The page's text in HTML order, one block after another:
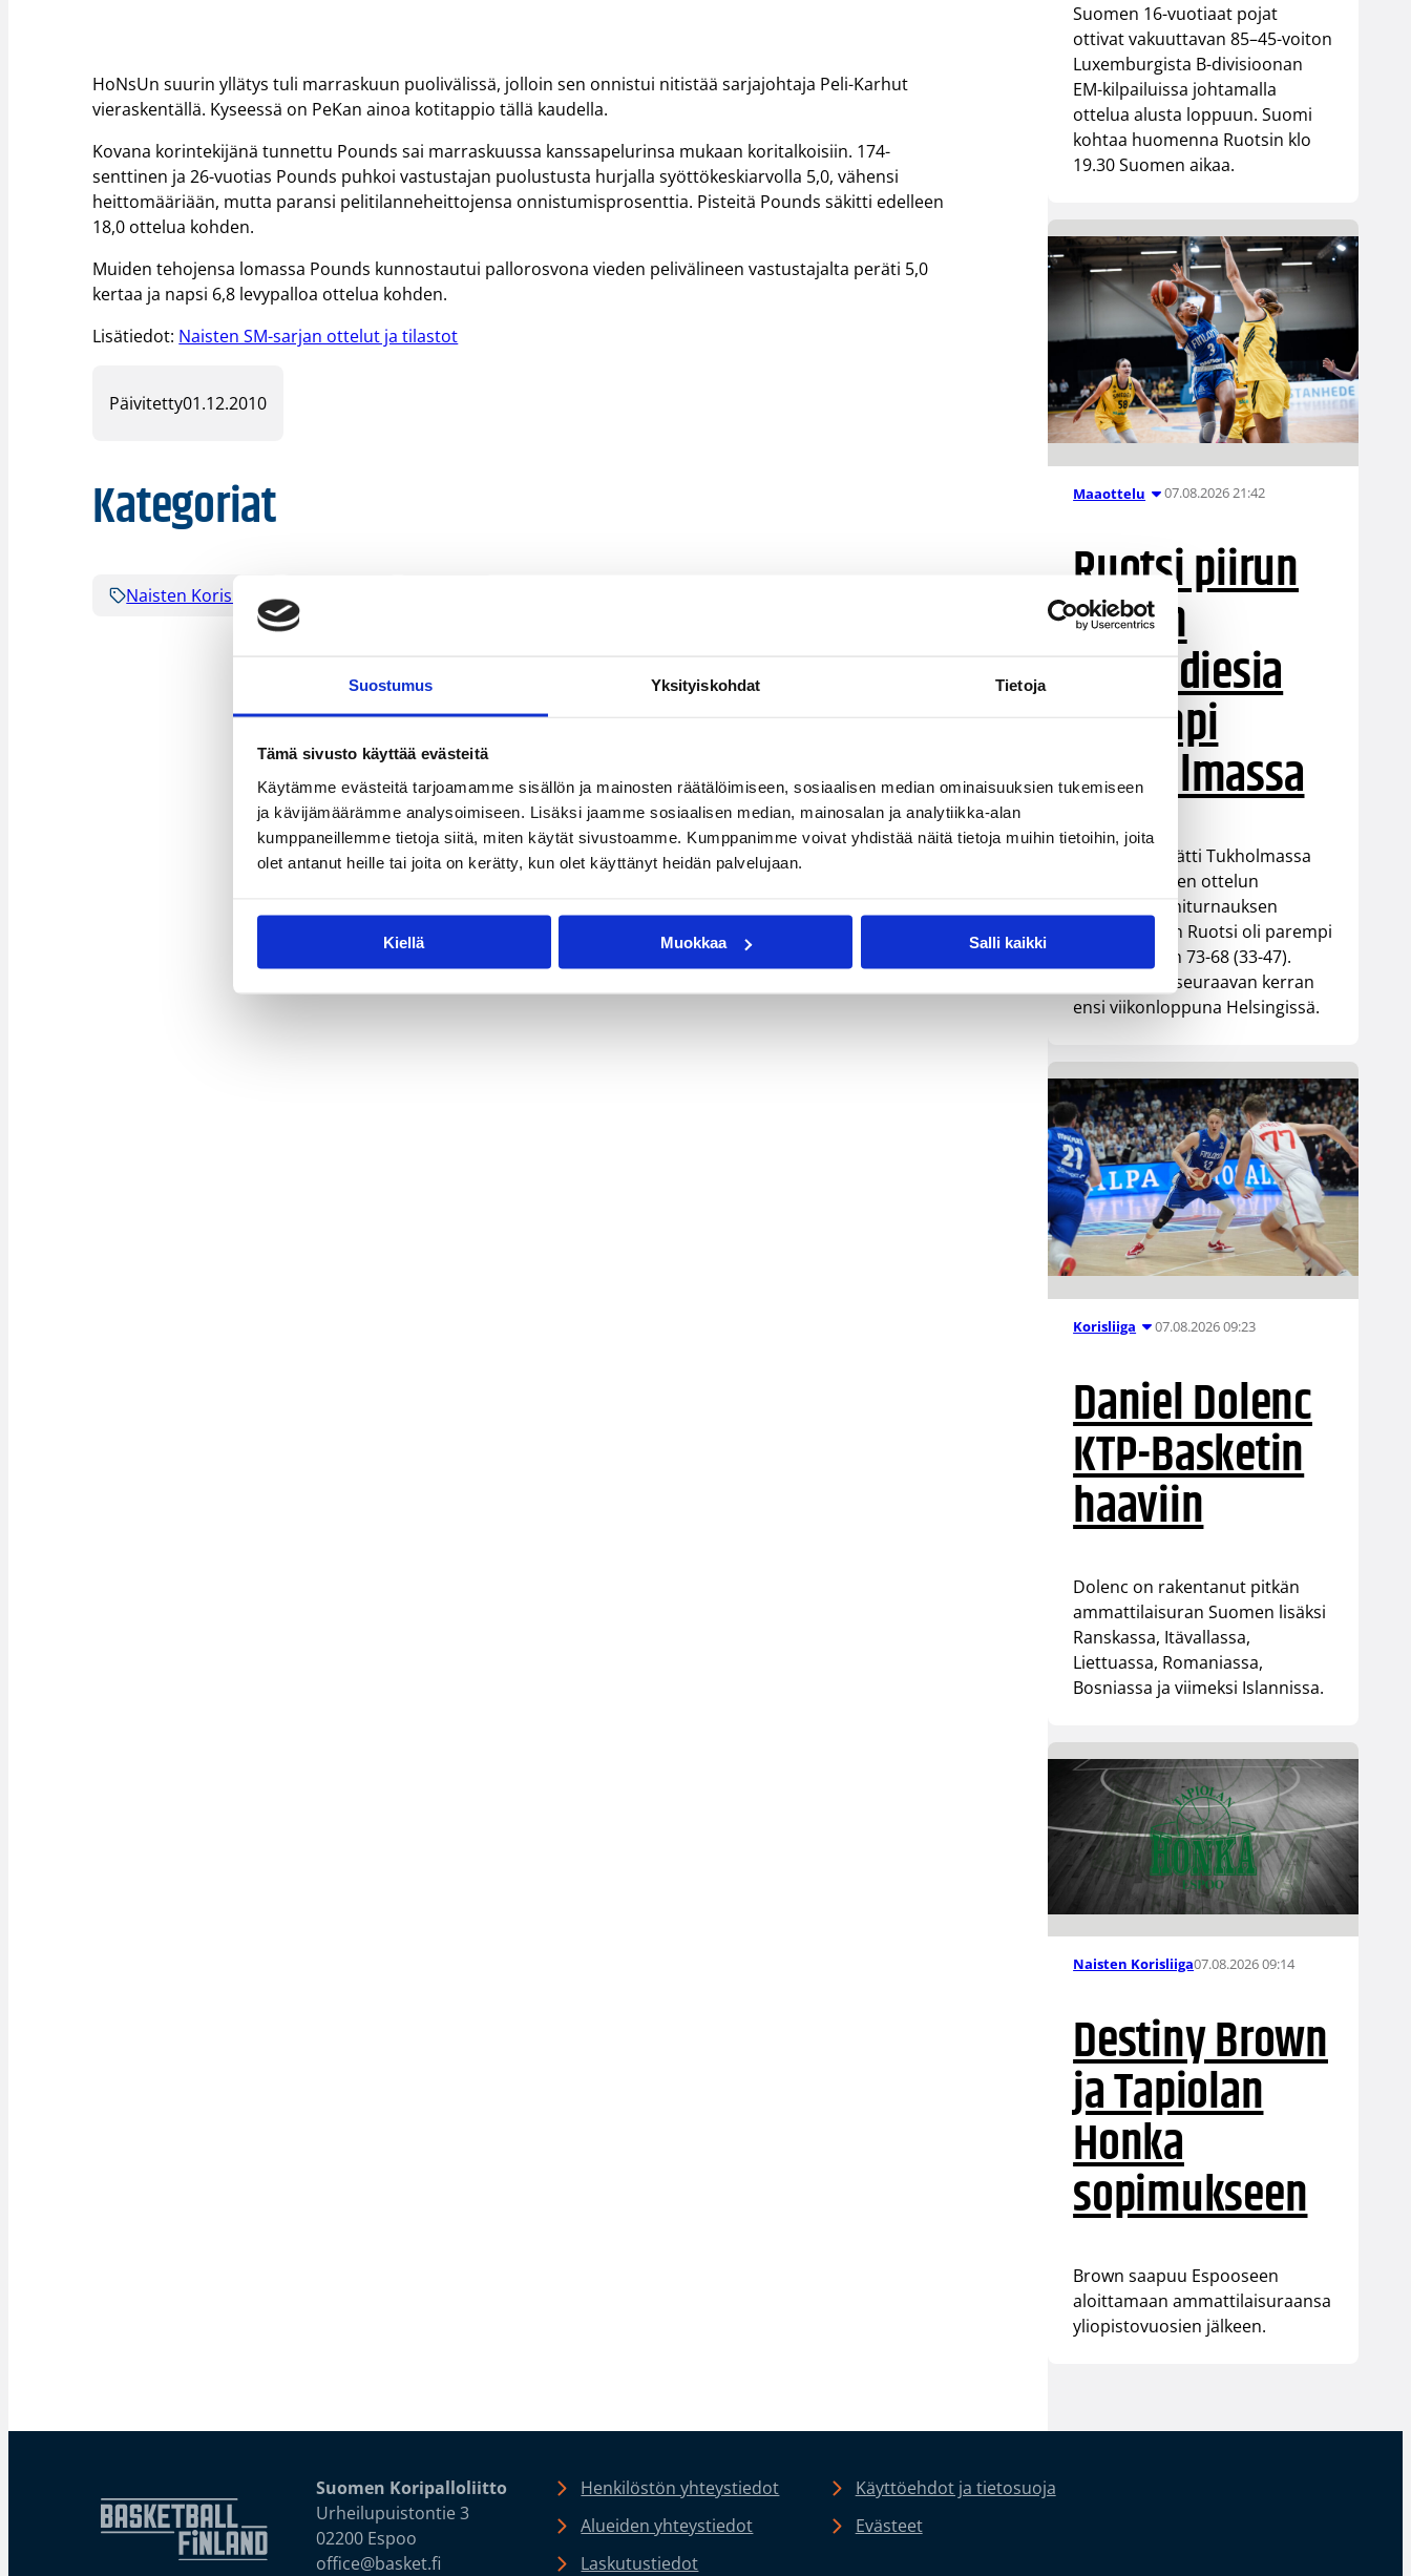
Suostumus Yksityiskohdat Tietoja
Tämä sivusto käyttää evästeitä
Käytämme evästeitä tarjoamamme sisällön ja mainosten räätälöimiseen, sosiaalisen median ominaisuuksien tukemiseen
ja kävijämäärämme analysoimiseen. Lisäksi jaamme sosiaalisen median, mainosalan ja analytiikka-alan
kumppaneillemme tietoja siitä, miten käytät sivustoamme. Kumppanimme voivat yhdistää näitä tietoja muihin tietoihin, joita
olet antanut heille tai joita on kerätty, kun olet käyttänyt heidän palvelujaan.
Kiellä Muokkaa Salli kaikki
HoNsUn suurin yllätys tuli marraskuun puolivälissä, jolloin sen onnistui nitistää sarjajohtaja Peli-Karhut
vieraskentällä. Kyseessä on PeKan ainoa kotitappio tällä kaudella.
Kovana korintekijänä tunnettu Pounds sai marraskuussa kanssapelurinsa mukaan koritalkoisiin. 174-
senttinen ja 26-vuotias Pounds puhkoi vastustajan puolustusta hurjalla syöttökeskiarvolla 5,0, vähensi
heittomääriään, mutta paransi pelitilanneheittojensa onnistumisprosenttia. Pisteitä Pounds säkitti edelleen
18,0 ottelua kohden.
Muiden tehojensa lomassa Pounds kunnostautui pallorosvona vieden pelivälineen vastustajalta peräti 5,0
kertaa ja napsi 6,8 levypalloa ottelua kohden.
Lisätiedot: Naisten SM-sarjan ottelut ja tilastot
Päivitetty01.12.2010
Kategoriat
Naisten Korisliiga
Suomen 16-vuotiaat pojat
ottivat vakuuttavan 85–45-voiton
Luxemburgista B-divisioonan
EM-kilpailuissa johtamalla
ottelua alusta loppuun. Suomi
kohtaa huomenna Ruotsin klo
19.30 Suomen aikaa.
Maaottelu 07.08.2026 21:42
Ruotsi piirun
verran
Susiladiesia
parempi
Tukholmassa
Susiladies päätti Tukholmassa
pelatun kahden ottelun
mittaisen miniturnauksen
tappioon, kun Ruotsi oli parempi
loppulukemin 73-68 (33-47).
Suomi pelaa seuraavan kerran
ensi viikonloppuna Helsingissä.
Korisliiga 07.08.2026 09:23
Daniel Dolenc
KTP-Basketin
haaviin
Dolenc on rakentanut pitkän
ammattilaisuran Suomen lisäksi
Ranskassa, Itävallassa,
Liettuassa, Romaniassa,
Bosniassa ja viimeksi Islannissa.
Naisten Korisliiga07.08.2026 09:14
Destiny Brown
ja Tapiolan
Honka
sopimukseen
Brown saapuu Espooseen
aloittamaan ammattilaisuraansa
yliopistovuosien jälkeen.
Suomen Koripalloliitto
Urheilupuistontie 3
02200 Espoo
office@basket.fi
Henkilöstön yhteystiedot
Alueiden yhteystiedot
Laskutustiedot
Käyttöehdot ja tietosuoja
Evästeet